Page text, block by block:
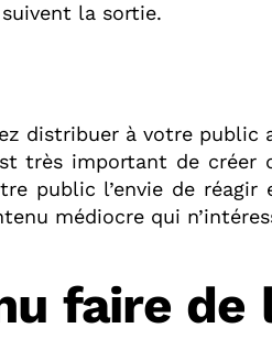
la sortie.
distribuer à votre public
très important de créer
public l’envie de réagir
médiocre qui
faire de